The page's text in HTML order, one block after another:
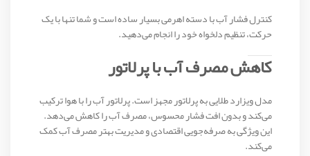
کنترل فشار آب با دسته اهرمی بسیار ساده است و شما تنها با یک
حرکت، تنظیم دلخواه خود را انجام می‌دهید.
کاهش مصرف آب با پرلاتور
مدل ویزارد طلایی به پرلاتور مجهز است. پرلاتور آب را با هوا ترکیب
می‌کند و بدون افت فشار محسوس، مصرف آب را کاهش می‌دهد.
این ویژگی به صرفه‌جویی اقتصادی و مدیریت بهتر مصرف آب کمک
می‌کند.